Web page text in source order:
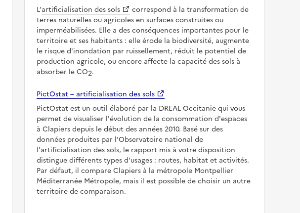
L’artificialisation des sols
correspond à la transformation de
terres naturelles ou agricoles en surfaces construites ou
imperméabilisées. Elle a des conséquences importantes pour le
territoire et ses habitants : elle érode la biodiversité, augmente
le risque d'inondation par ruissellement, réduit le potentiel de
production agricole, ou encore affecte la capacité des sols à
absorber le CO2.
PictOstat – artificialisation des sols
PictOstat est un outil élaboré par la DREAL Occitanie qui vous
permet de visualiser l'évolution de la consommation d'espaces
à Clapiers depuis le début des années 2010. Basé sur des
données produites par l'Observatoire national de
l'artificialisation des sols, le rapport mis à votre disposition
distingue différents types d'usages : routes, habitat et activités.
Par défaut, il compare Clapiers à la métropole Montpellier
Méditerranée Métropole, mais il est possible de choisir un autre
territoire de comparaison.